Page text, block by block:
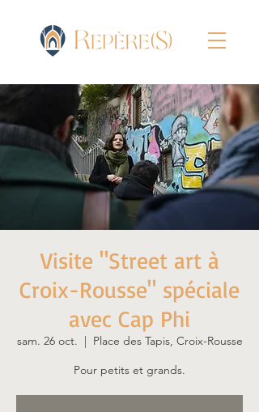
Visite "Street art à
Croix-Rousse" spéciale
avec Cap Phi
sam. 26 oct.
  |
Place des Tapis, Croix-Rousse
Pour petits et grands.